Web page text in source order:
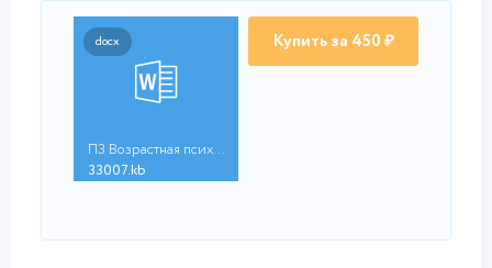
docx
ПЗ Возрастная психол...
33007.kb
Купить за 450 ₽